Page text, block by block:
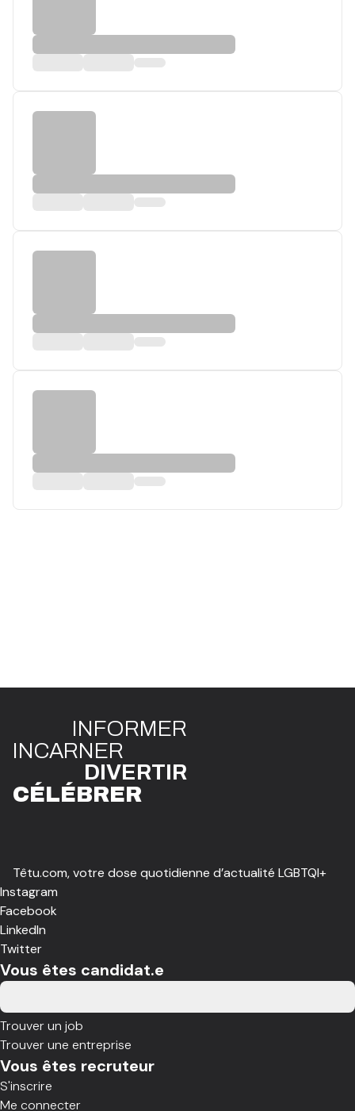
INFORMER
INCARNER
DIVERTIR
CÉLÉBRER
Têtu.com, votre dose quotidienne d’actualité LGBTQI+
Instagram
Facebook
LinkedIn
Twitter
Vous êtes candidat.e
Trouver un job
Trouver une entreprise
Vous êtes recruteur
S'inscrire
Me connecter